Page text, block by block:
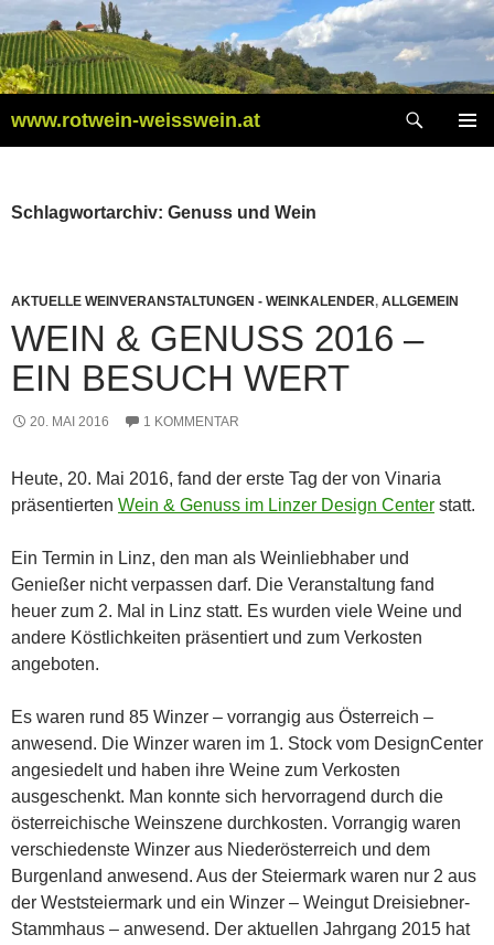
Inhalt
springen
www.rotwein-weisswein.at
Schlagwortarchiv: Genuss und Wein
AKTUELLE WEINVERANSTALTUNGEN - WEINKALENDER, ALLGEMEIN
WEIN & GENUSS 2016 –
EIN BESUCH WERT
20. MAI 2016 1 KOMMENTAR
Heute, 20. Mai 2016, fand der erste Tag der von Vinaria
präsentierten Wein & Genuss im Linzer Design Center statt.
Ein Termin in Linz, den man als Weinliebhaber und
Genießer nicht verpassen darf. Die Veranstaltung fand
heuer zum 2. Mal in Linz statt. Es wurden viele Weine und
andere Köstlichkeiten präsentiert und zum Verkosten
angeboten.
Es waren rund 85 Winzer – vorrangig aus Österreich –
anwesend. Die Winzer waren im 1. Stock vom DesignCenter
angesiedelt und haben ihre Weine zum Verkosten
ausgeschenkt. Man konnte sich hervorragend durch die
österreichische Weinszene durchkosten. Vorrangig waren
verschiedenste Winzer aus Niederösterreich und dem
Burgenland anwesend. Aus der Steiermark waren nur 2 aus
der Weststeiermark und ein Winzer – Weingut Dreisiebner-
Stammhaus – anwesend. Der aktuellen Jahrgang 2015 hat